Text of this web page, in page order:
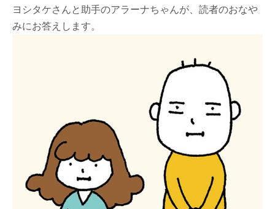
ヨシタケさんと助手のアラーナちゃんが、読者のおなや
みにお答えします。